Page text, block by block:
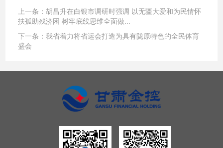
上一条：胡昌升在白银市调研时强调 以无疆大爱和为民情怀
扶孤助残济困 树牢底线思维全面做...
下一条：我省着力将省运会打造为具有陇原特色的全民体育
盛会